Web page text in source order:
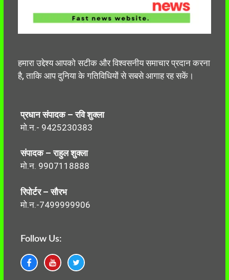
हमारा उद्देश्य आपको सटीक और विश्वसनीय समाचार प्रदान करना
है, ताकि आप दुनिया के गतिविधियों से सबसे आगाह रह सकें।
प्रधान संपादक – रवि शुक्ला
मो.न.- 9425230383
संपादक – राहुल शुक्ला
मो.न. 9907118888
रिपोर्टर – सौरभ
मो.न.-7499999906
Follow Us: